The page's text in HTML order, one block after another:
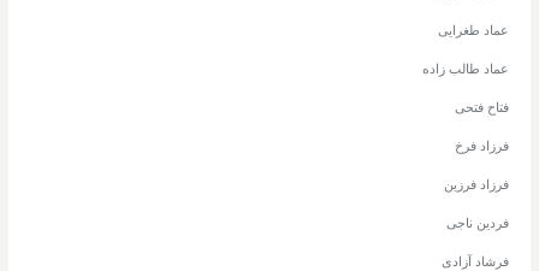
عماد طغرایی
عماد طالب زاده
فتاح فتحی
فرزاد فرخ
فرزاد فرزین
فردین ناجی
فرشاد آزادی